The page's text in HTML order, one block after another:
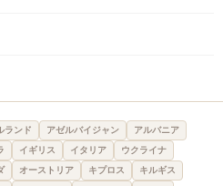
ランド アゼルバイジャン
アルバニア
イギリス イタリア
ウクライナ
オーストリア キプロス
キルギス